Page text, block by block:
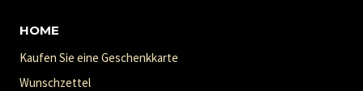
HOME
Kaufen Sie eine Geschenkkarte
Wunschzettel